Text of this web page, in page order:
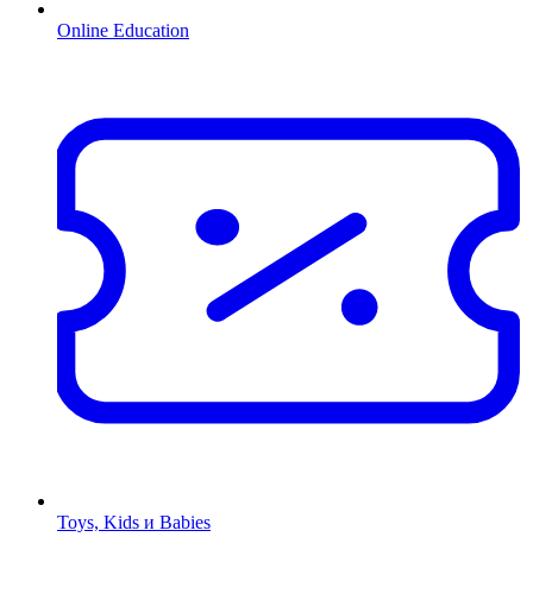
Online Education
Toys, Kids и Babies